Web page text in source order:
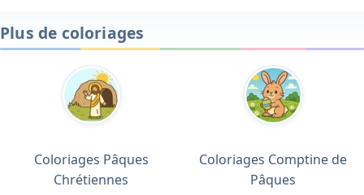
Plus de coloriages
Coloriages Pâques
Chrétiennes
Coloriages Comptine de
Pâques